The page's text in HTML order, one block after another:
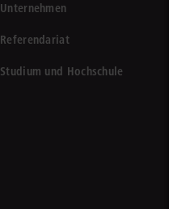
Unternehmen
Referendariat
Studium und Hochschule